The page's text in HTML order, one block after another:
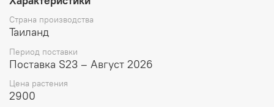
скидки, уточнен способ доставки, сделано
бронирование и т.д.). Затем вам будут высланы
согласованные счета со ссылками на оплату услуг и
растений. При этом предварительный заказ теряет силу.
Внимание: фото в каталоге демонстрирует сорт, а не
растение, которое вы получите. Растения приезжают в
размере, указанном в карточке товара ниже.
Страна производства
Таиланд
Период поставки
Поставка S23 – Август 2026
Цена растения
2900